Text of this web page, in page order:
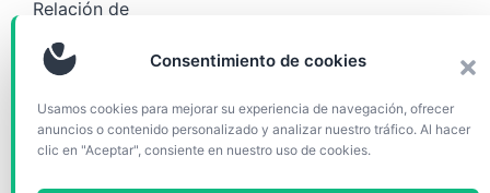
Consentimiento de cookies
Usamos cookies para mejorar su experiencia de navegación, ofrecer
anuncios o contenido personalizado y analizar nuestro tráfico. Al hacer
clic en "Aceptar", consiente en nuestro uso de cookies.
Relación de
4:3
Tamaño:
574 KB
Descargar